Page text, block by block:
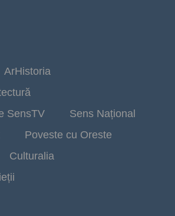
ArHistoria
SensTV
Sens Național
Poveste cu Oreste
Culturalia